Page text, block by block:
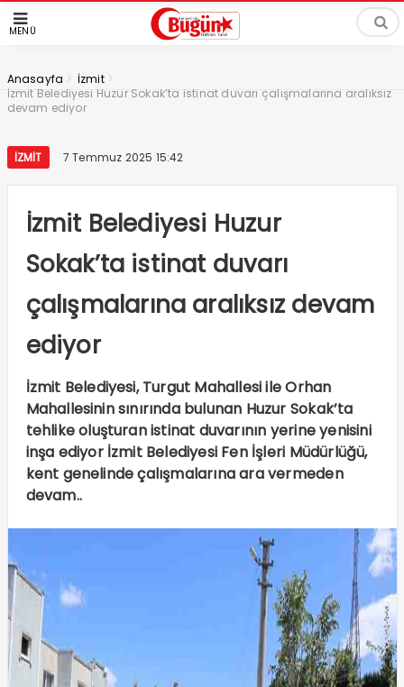
MENÜ
Anasayfa > İzmit >
İzmit Belediyesi Huzur Sokak’ta istinat duvarı çalışmalarına aralıksız
devam ediyor
İZMIT 7 Temmuz 2025 15:42
İzmit Belediyesi Huzur
Sokak’ta istinat duvarı
çalışmalarına aralıksız devam
ediyor
İzmit Belediyesi, Turgut Mahallesi ile Orhan
Mahallesinin sınırında bulunan Huzur Sokak’ta
tehlike oluşturan istinat duvarının yerine yenisini
inşa ediyor İzmit Belediyesi Fen İşleri Müdürlüğü,
kent genelinde çalışmalarına ara vermeden
devam..